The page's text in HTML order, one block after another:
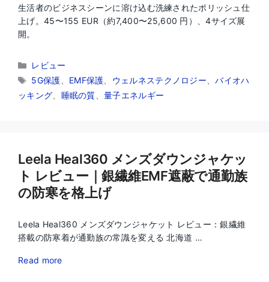
生活者のビジネスシーンに溶け込む洗練されたポリッシュ仕
上げ。45〜155 EUR（約7,400〜25,600 円）、4サイズ展
開。
カ
テ
リ
レビュー
タ
グ
5G保護 EMF保護 ウェルネステクノロジー 、バイオハ
ッキング
睡眠の質 、量子エネルギー
Leela Heal360 メンズダウンジャケッ
ト レビュー｜銀繊維EMF遮蔽で通勤族
の防寒を格上げ
Leela Heal360 メンズダウンジャケット レビュー：銀繊維
搭載の防寒着が通勤族の常識を変える 北海道 …
Read more